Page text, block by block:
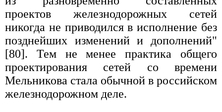
проектов железнодорожных сетей
никогда не приводился в исполнение без
позднейших изменений и дополнений"
[80]. Тем не менее практика общего
проектирования сетей со времени
Мельникова стала обычной в российском
железнодорожном деле.